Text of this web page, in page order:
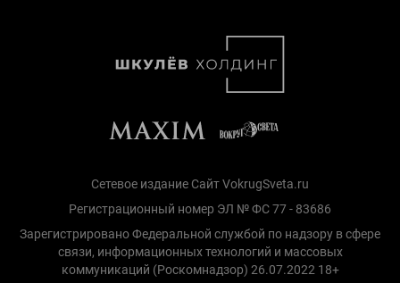
Сетевое издание Сайт VokrugSveta.ru
Регистрационный номер ЭЛ № ФС 77 - 83686
Зарегистрировано Федеральной службой по надзору в сфере
связи, информационных технологий и массовых
коммуникаций (Роскомнадзор) 26.07.2022 18+